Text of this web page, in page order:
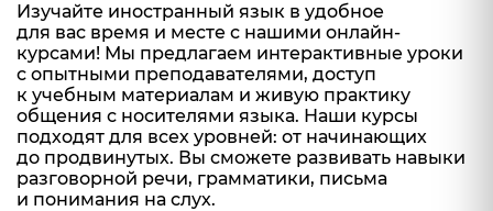
Изучайте иностранный язык в удобное
для вас время и месте с нашими онлайн-
курсами! Мы предлагаем интерактивные уроки
с опытными преподавателями, доступ
к учебным материалам и живую практику
общения с носителями языка. Наши курсы
подходят для всех уровней: от начинающих
до продвинутых. Вы сможете развивать навыки
разговорной речи, грамматики, письма
и понимания на слух.